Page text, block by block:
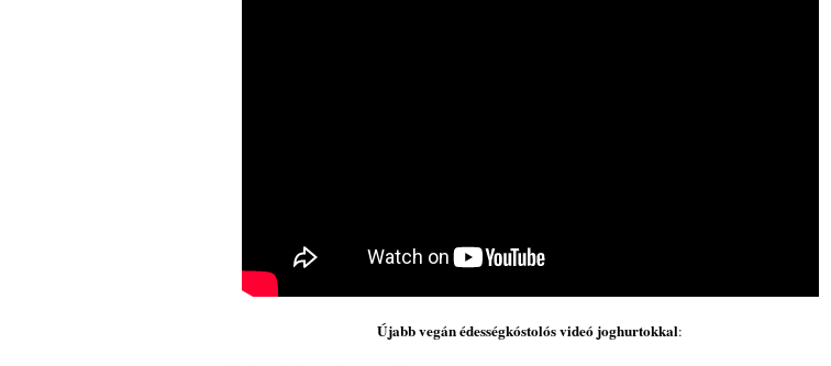
Újabb vegán édességkóstolós videó joghurtokkal: